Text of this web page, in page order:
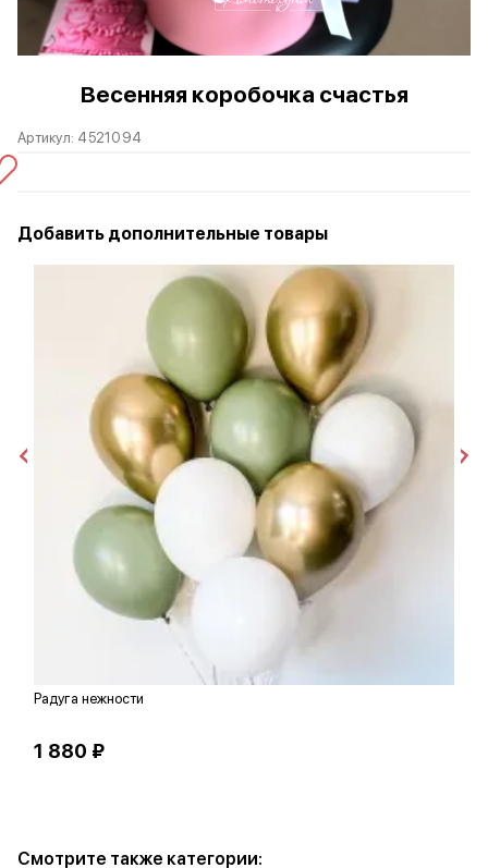
Весенняя коробочка счастья
Артикул: 4521094
Добавить дополнительные товары
Радуга нежности
1 880 ₽
Смотрите также категории: